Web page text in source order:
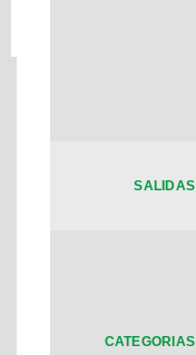
SALIDAS
CATEGORIAS